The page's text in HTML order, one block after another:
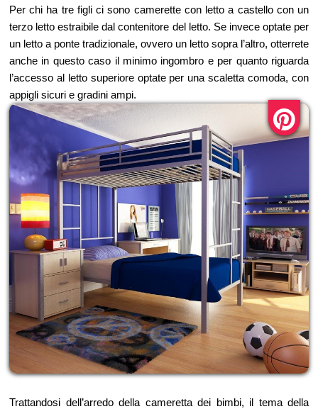
Per chi ha tre figli ci sono camerette con letto a castello con un
terzo letto estraibile dal contenitore del letto. Se invece optate per
un letto a ponte tradizionale, ovvero un letto sopra l’altro, otterrete
anche in questo caso il minimo ingombro e per quanto riguarda
l’accesso al letto superiore optate per una scaletta comoda, con
appigli sicuri e gradini ampi.
Trattandosi dell’arredo della cameretta dei bimbi, il tema della